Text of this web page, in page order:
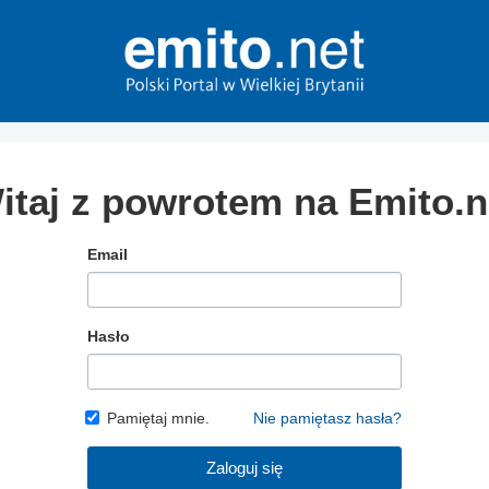
z powrotem na
Email
Hasło
Pamiętaj mnie. Nie pamiętasz hasła?
Zaloguj się